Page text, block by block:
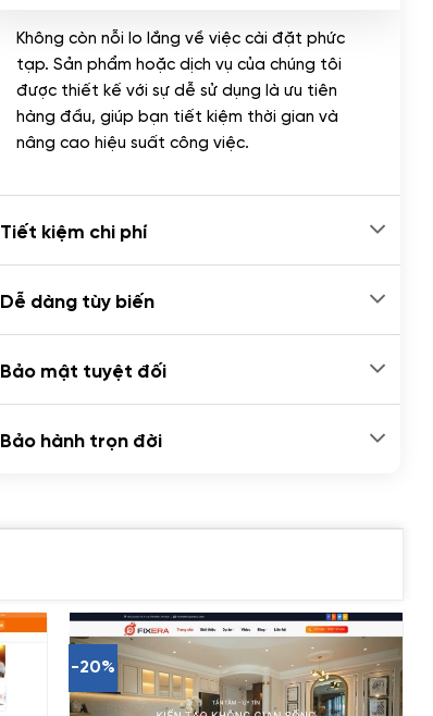
Không còn nỗi lo lắng về việc cài đặt phức
tạp. Sản phẩm hoặc dịch vụ của chúng tôi
được thiết kế với sự dễ sử dụng là ưu tiên
hàng đầu, giúp bạn tiết kiệm thời gian và
nâng cao hiệu suất công việc.
Tiết kiệm chi phí
Dễ dàng tùy biến
Bảo mật tuyệt đối
Bảo hành trọn đời
-20%